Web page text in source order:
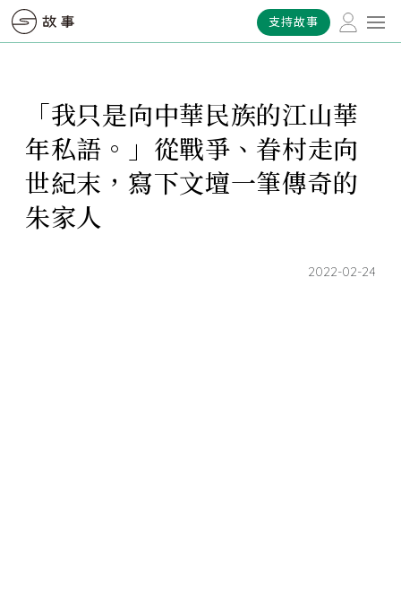
支持故事
「我只是向中華民族的江山華
年私語。」從戰爭、眷村走向
世紀末，寫下文壇一筆傳奇的
朱家人
2022-02-24